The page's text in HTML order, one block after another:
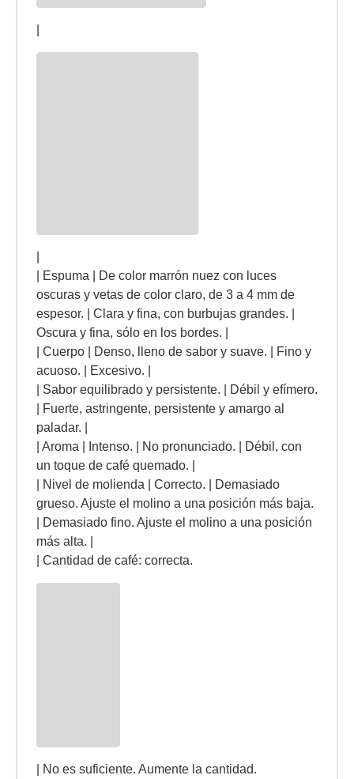
| Espuma | De color marrón nuez con luces
oscuras y vetas de color claro, de 3 a 4 mm de
espesor. | Clara y fina, con burbujas grandes. |
Oscura y fina, sólo en los bordes. |
| Cuerpo | Denso, lleno de sabor y suave. | Fino y
acuoso. | Excesivo. |
| Sabor equilibrado y persistente. | Débil y efímero.
| Fuerte, astringente, persistente y amargo al
paladar. |
| Aroma | Intenso. | No pronunciado. | Débil, con
un toque de café quemado. |
| Nivel de molienda | Correcto. | Demasiado
grueso. Ajuste el molino a una posición más baja.
| Demasiado fino. Ajuste el molino a una posición
más alta. |
| Cantidad de café: correcta.
| No es suficiente. Aumente la cantidad.